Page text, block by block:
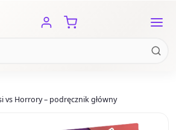
vs Horrory – podręcznik główny